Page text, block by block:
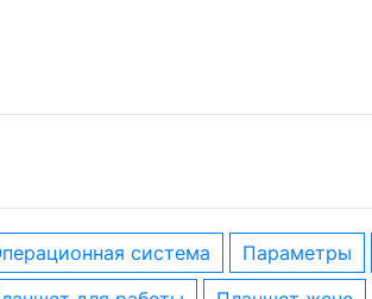
операционная система параметры